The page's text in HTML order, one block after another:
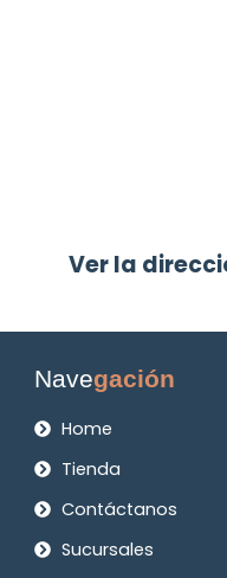
Ver la
Navegación
Home
Tienda
Contáctanos
Sucursales